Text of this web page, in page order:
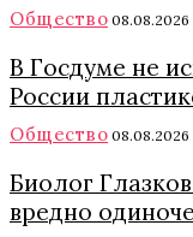
Общество 08.08.2026
В Госдуме не
России
Общество 08.08.2026
Биолог
вредно